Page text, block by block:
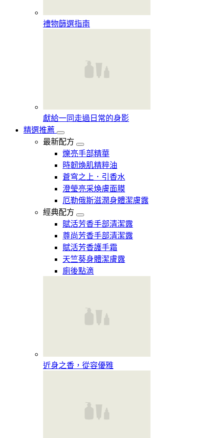
禮物篩選指南
獻給一同走過日常的身影
精選推薦
最新配方
爍亮手部精華
時韌煥肌精粹油
蒼穹之上．引香水
澄瑩亮采煥膚面膜
厄勒俄斯滋潤身體潔膚露
經典配方
賦活芳香手部清潔露
尊尚芳香手部清潔露
賦活芳香護手霜
天竺葵身體潔膚露
廁後點滴
近身之香，從容優雅